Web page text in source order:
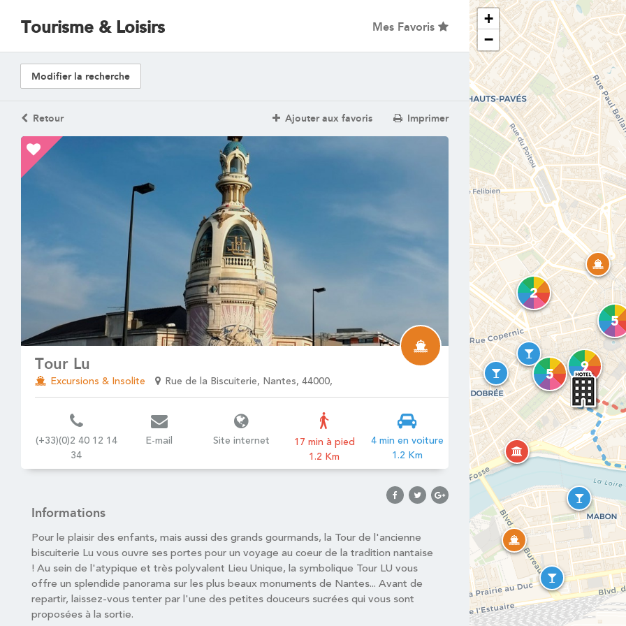
Mes Favoris
Tourisme & Loisirs
Modifier la recherche
Retour Imprimer
Ajouter aux favoris
Tour Lu
Excursions & Insolite Rue de la Biscuiterie, Nantes, 44000,
(+33)(0)2 40 12 14
34
E-mail Site internet
17 min à pied
1.2 Km
4 min en voiture
1.2 Km
Informations
Pour le plaisir des enfants, mais aussi des grands gourmands, la Tour de l'ancienne
biscuiterie Lu vous ouvre ses portes pour un voyage au coeur de la tradition nantaise
! Au sein de l'atypique et très polyvalent Lieu Unique, la symbolique Tour LU vous
offre un splendide panorama sur les plus beaux monuments de Nantes... Avant de
repartir, laissez-vous tenter par l'une des petites douceurs sucrées qui vous sont
proposées à la sortie.
2
5
5 9
+
−